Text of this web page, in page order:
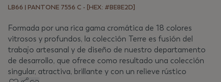
LB66 | PANTONE 7556 C - [HEX: #BE8E2D]
Formada por una rica gama cromática de 18 colores
vitrosos y profundos, la colección Terre es fusión del
trabajo artesanal y de diseño de nuestro departamento
de desarrollo, que ofrece como resultado una colección
singular, atractiva, brillante y con un relieve rústico